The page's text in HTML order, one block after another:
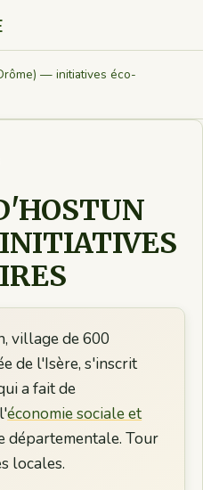
— initiatives éco-
village de 600
de l'Isère, s'inscrit
a fait de
économie sociale et
départementale. Tour
locales.